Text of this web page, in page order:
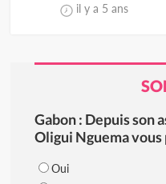
il y a 5 ans
Gabon : Depuis son
Oligui Nguema
Oui